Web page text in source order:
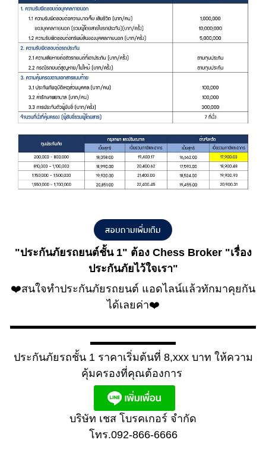
สอบถามเพิ่มเติม
"ประกันภัยรถยนต์ชั้น 1" ต้อง Chess Broker "เรื่อง
ประกันภัยไว้ใจเรา"
❤️สนใจทำประกันภัยรถยนต์ แอดไลน์แล้วทักมาคุยกัน
ได้เลยค่า❤️
▬▬▬▬▬▬▬▬▬▬▬▬▬▬▬▬▬▬▬▬▬▬▬
▬▬▬▬▬▬▬▬
ประกันภัยรถชั้น 1 ราคาเริ่มต้นที่ 8,xxx บาท ให้ความ
คุ้มครองที่คุณต้องการ
บริษัท เชส โบรคเกอร์ จำกัด
โทร.092-866-6666